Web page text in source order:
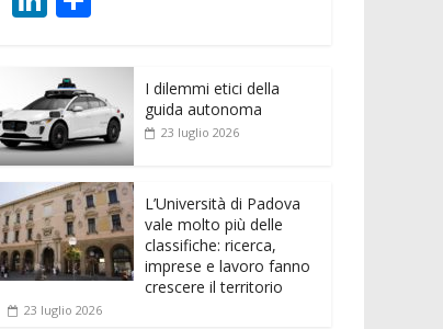
e
b
o
o
k
er
A
p
n
g
t
k
e
dI
n
n
di
vi
di
I dilemmi etici della
guida autonoma
23 luglio 2026
L’Università di Padova
vale molto più delle
classifiche: ricerca,
imprese e lavoro fanno
crescere il territorio
23 luglio 2026